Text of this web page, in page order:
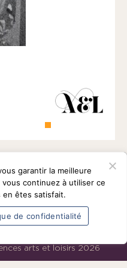
Intervenants
arts et loisirs 2026
garantir la meilleure
continuez à utiliser ce
en êtes satisfait.
de confidentialité